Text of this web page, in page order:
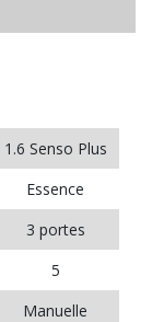
1.6 Senso Plus
Essence
3 portes
5
Manuelle